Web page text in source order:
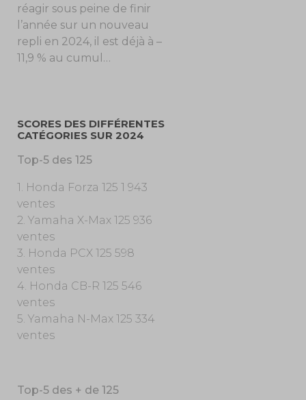
réagir sous peine de finir
l’année sur un nouveau
repli en 2024, il est déjà à –
11,9 % au cumul…
SCORES DES DIFFÉRENTES
CATÉGORIES SUR 2024
Top-5 des 125
1. Honda Forza 125 1 943
ventes
2. Yamaha X-Max 125 936
ventes
3. Honda PCX 125 598
ventes
4. Honda CB-R 125 546
ventes
5. Yamaha N-Max 125 334
ventes
Top-5 des + de 125